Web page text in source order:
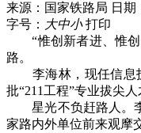
来源：国家铁路局 日期
字号： 大中小 打印
“惟创新者进、惟创
路。
李海林，现任信息技
批“211工程”专业拔尖
星光不负赶路人。李
家路内外单位前来观摩